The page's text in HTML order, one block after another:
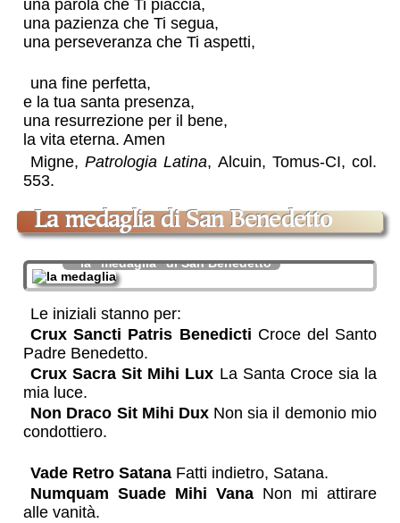
una parola che Ti piaccia,
una pazienza che Ti segua,
una perseveranza che Ti aspetti,
una fine perfetta,
e la tua santa presenza,
una resurrezione per il bene,
la vita eterna. Amen
Migne,Patrologia Latina, Alcuin, Tomus-CI, col.
553.
La medaglia di San Benedetto
la “medaglia” di San Benedetto
Le iniziali stanno per:
Crux Sancti Patris Benedicti Croce del Santo
Padre Benedetto.
Crux Sacra Sit Mihi Lux La Santa Croce sia la
mia luce.
Non Draco Sit Mihi DuxNon sia il demonio mio
condottiero.
Vade Retro Satana Fatti indietro, Satana.
Numquam Suade Mihi Vana Non mi attirare
alle vanità.